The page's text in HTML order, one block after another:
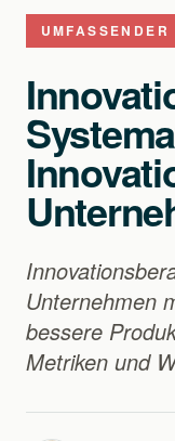
Unternehmen
bessere
Metriken und